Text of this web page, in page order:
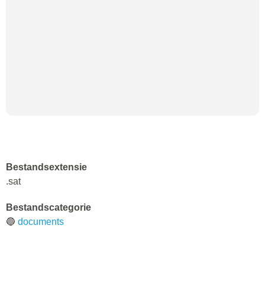
Bestandsextensie
.sat
Bestandscategorie
🔵 documents